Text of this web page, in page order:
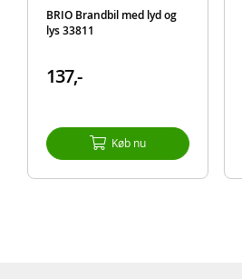
BRIO Brandbil med lyd og
lys 33811
137,-
Køb nu